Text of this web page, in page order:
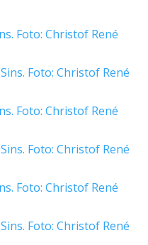
Foto: Christof René
Foto: Christof René
Foto: Christof René